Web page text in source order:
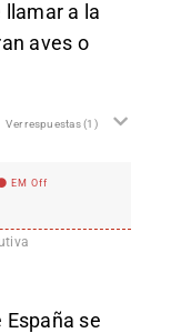
llamar a la
aves o
Ver respuestas(1)
EM Off
se